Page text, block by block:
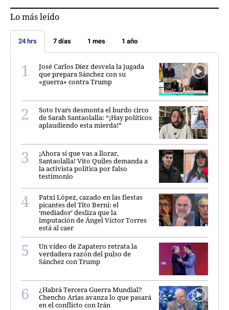
Lo más leído
24 hrs 7 días 1 mes 1 año
José Carlos Díez desvela la jugada
que prepara Sánchez con su
«guerra» contra Trump
Soto Ivars desmonta el burdo circo
de Sarah Santaolalla: “¡Hay políticos
aplaudiendo esta mierda!”
¡Ahora sí que vas a llorar,
Santaolalla! Vito Quiles demanda a
la activista política por falso
testimonio
Patxi López, cazado en las fiestas
picantes del Tito Berni: el
‘mediador’ desliza que la
imputación de Ángel Víctor Torres
está al caer
Un vídeo de Zapatero retrata la
verdadera razón del pulso de
Sánchez con Trump
¿Habrá Tercera Guerra Mundial?
Chencho Arias avanza lo que pasará
en el conflicto con Irán